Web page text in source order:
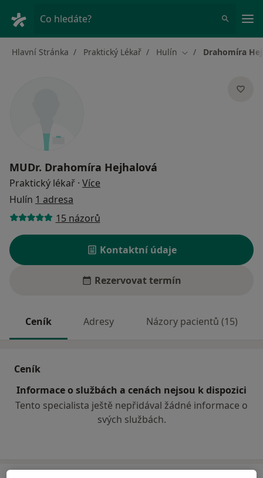
Co hledáte?
Hlavní Stránka Praktický Lékař Hulín Změna města
Drahomíra
MUDr. Drahomíra Hejhalová
Praktický lékař · Více
Hulín 1 adresa
15 názorů
Kontaktní údaje
Rezervovat termín
Ceník Adresy Názory pacientů (15)
Ceník
Informace o službách a cenách nejsou k dispozici
Tento specialista ještě nepřidával žádné informace o
svých službách.